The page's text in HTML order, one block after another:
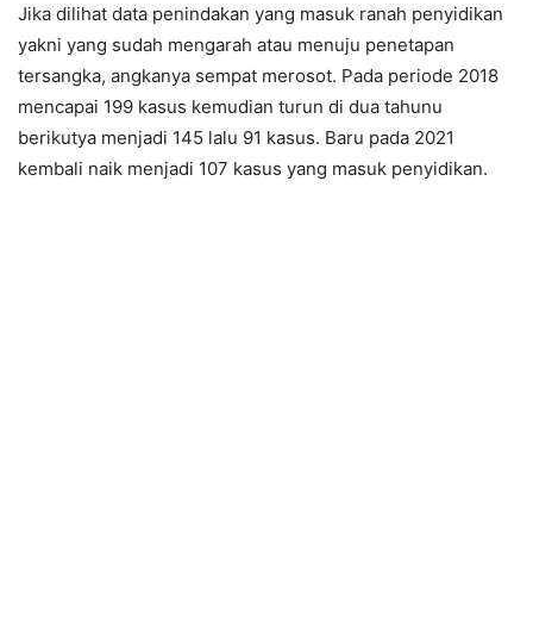
Jika dilihat data penindakan yang masuk ranah penyidikan
yakni yang sudah mengarah atau menuju penetapan
tersangka, angkanya sempat merosot. Pada periode 2018
mencapai 199 kasus kemudian turun di dua tahunu
berikutya menjadi 145 lalu 91 kasus. Baru pada 2021
kembali naik menjadi 107 kasus yang masuk penyidikan.